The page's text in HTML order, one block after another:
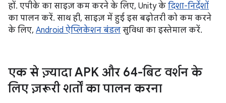
हों. एपीके का साइज़ कम करने के लिए, Unity के दिशा-निर्देशों
का पालन करें. साथ ही, साइज़ में हुई इस बढ़ोतरी को कम करने
के लिए, Android ऐप्लिकेशन बंडल सुविधा का इस्तेमाल करें.
एक से ज़्यादा APK और 64-बिट वर्शन के
लिए ज़रूरी शर्तों का पालन करना